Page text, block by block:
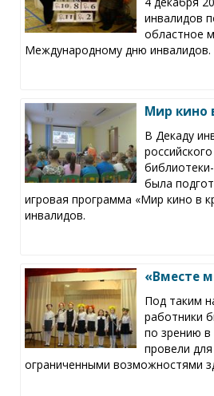
инвалидов
областное
Международному дню инвалидов.
Мир кино
В Декаду
была
игровая программа «Мир кино в
инвалидов.
«Вместе
Под таким
работники
по зрению в
провели
ограниченными возможностями